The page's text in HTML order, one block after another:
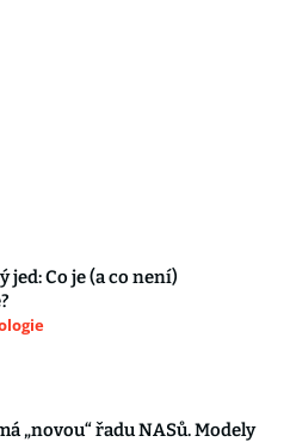
jed: Co je (a co není)
„novou“ řadu NASů. Modely